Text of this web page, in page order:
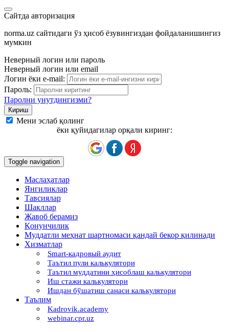
Сайтда авторизация
norma.uz сайтидаги ўз ҳисоб ёзувингиздан фойдаланишингиз
мумкин
Неверный логин или пароль
Неверный логин или email
Логин ёки e-mail:
Пароль:
Паролни унутдингизми?
Мени эслаб қолинг
ёки қуйидагилар орқали киринг:
Toggle navigation
Маслаҳатлар
Янгиликлар
Тавсиялар
Шакллар
Жавоб берамиз
Қонунчилик
Муддатли меҳнат шартномаси қандай бекор қилинади
Хизматлар
Smart-кадровый аудит
Таътил пули калькулятори
Таътил муддатини ҳисоблаш калькулятори
Иш стажи калькулятори
Ишдан бўшатиш санаси калькулятори
Таълим
Kadrovik.academy
webinar.cpr.uz